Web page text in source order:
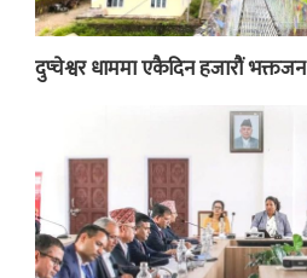
दुप्चेश्वर धाममा एकैदिन हजारौं भक्तजन